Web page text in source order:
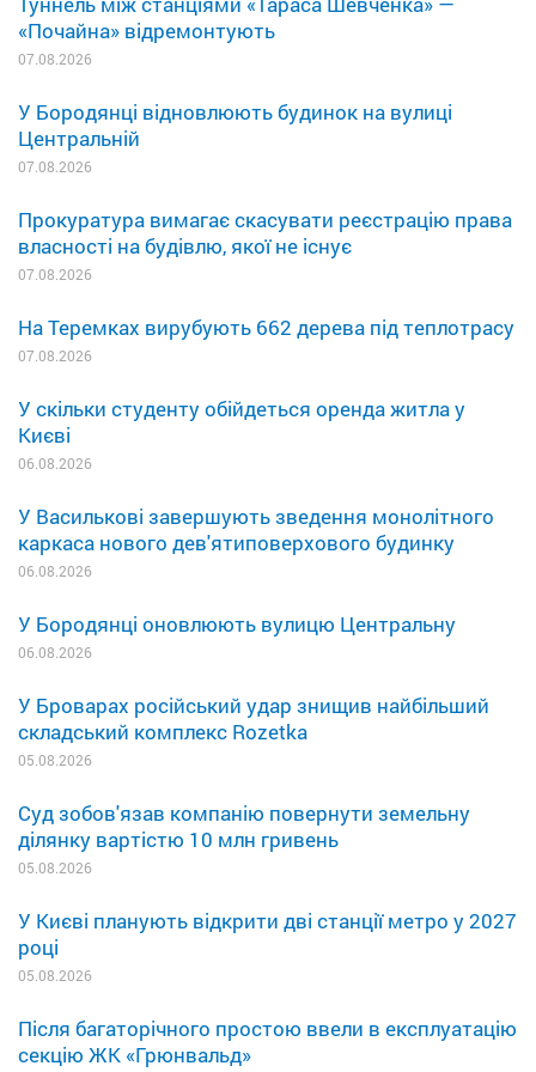
«Почайна» відремонтують
07.08.2026
У Бородянці відновлюють будинок на вулиці
Центральній
07.08.2026
Прокуратура вимагає скасувати реєстрацію права
власності на будівлю, якої не існує
07.08.2026
На Теремках вирубують 662 дерева під теплотрасу
07.08.2026
У скільки студенту обійдеться оренда житла у
Києві
06.08.2026
У Василькові завершують зведення монолітного
каркаса нового дев'ятиповерхового будинку
06.08.2026
У Бородянці оновлюють вулицю Центральну
06.08.2026
У Броварах російський удар знищив найбільший
складський комплекс Rozetka
05.08.2026
Суд зобов'язав компанію повернути земельну
ділянку вартістю 10 млн гривень
05.08.2026
У Києві планують відкрити дві станції метро у 2027
році
05.08.2026
Після багаторічного простою ввели в експлуатацію
секцію ЖК «Грюнвальд»